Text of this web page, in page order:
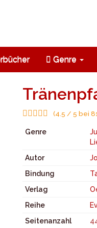
Genre
(4.5 / 5 bei
Genre
Autor
Bindung
Verlag
Reihe
Seitenanzahl